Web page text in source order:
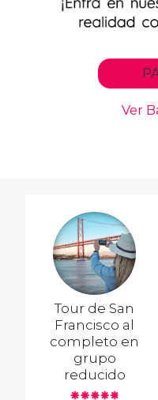
Tour de San
Francisco al
completo en
grupo
reducido